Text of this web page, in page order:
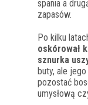
spania a
zapasów.
Po kilku
oskórował
sznurka
buty, ale
pozostać
umysłową